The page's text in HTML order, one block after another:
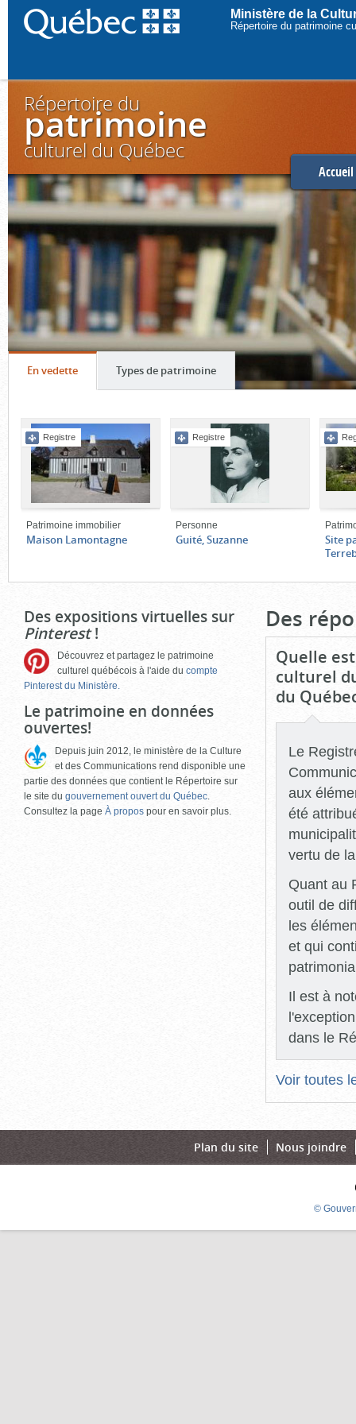
Ministère de la
Répertoire du patrimoine
Répertoire du
patrimoine
culturel du Québec
Accueil
Onglet
En vedette(cliquer
pour
le
contenu)
Onglet
Types de patrimoine(cliquer
pour
le
contenu)
de
l'onglet
vedette
Registre
Patrimoine immobilier
Maison Lamontagne
Registre
Personne
Guité, Suzanne
Site
Fin
d'onglets
Des expositions virtuelles sur
Pinterest!
Découvrez et partagez le patrimoine
culturel québécois à l'aide du compte
Pinterest du Ministère.
Le patrimoine en données
ouvertes!
Depuis juin 2012, le ministère de la Culture
et des Communications rend disponible une
partie des données que contient le Répertoire sur
le site du gouvernement ouvert du Québec.
Consultez la page À propos pour en savoir plus.
Des
Quelle
culturel
du
Le
aux
été
vertu de
Quant au
outil de
les
et qui
Il est à
dans le
Voir toutes
Plan du site Nous joindre
©